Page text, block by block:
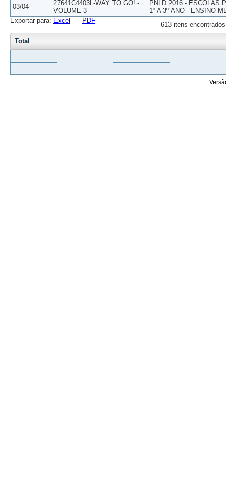
03/04
27641C4403L-WAY TO GO! -
VOLUME 3
PNLD 2016 - ESCOLAS
1º A 3º ANO - ENSINO
613 itens
Exportar para: Excel PDF
Total